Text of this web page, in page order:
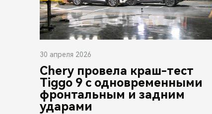
30 апреля 2026
Chery провела краш-тест
Tiggo 9 с одновременными
фронтальным и задним
ударами